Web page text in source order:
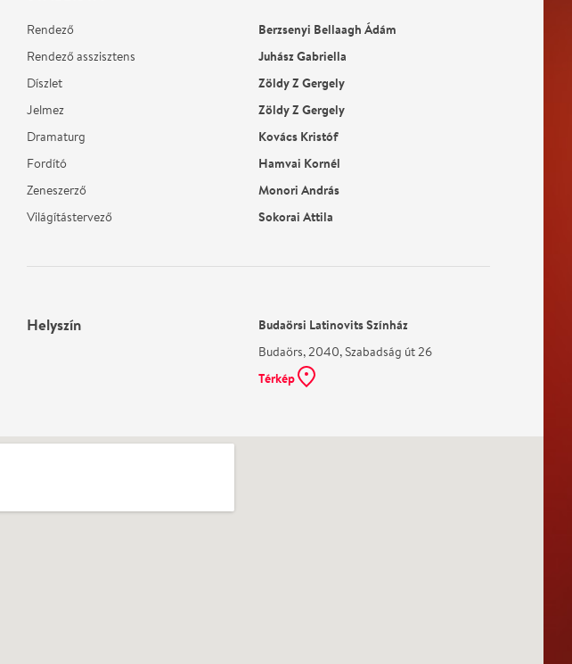
Rendező Berzsenyi Bellaagh Ádám
Rendező asszisztens Juhász Gabriella
Díszlet Zöldy Z Gergely
Jelmez Zöldy Z Gergely
Dramaturg Kovács Kristóf
Fordító Hamvai Kornél
Zeneszerző Monori András
Világítástervező Sokorai Attila
Helyszín Budaörsi Latinovits Színház
Budaörs, 2040, Szabadság út 26
Térkép